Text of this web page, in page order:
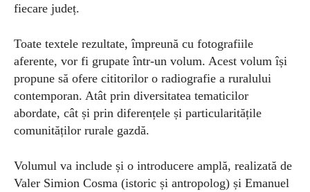
fiecare județ.
Toate textele rezultate, împreună cu fotografiile
aferente, vor fi grupate într-un volum. Acest volum își
propune să ofere cititorilor o radiografie a ruralului
contemporan. Atât prin diversitatea tematicilor
abordate, cât și prin diferențele și particularitățile
comunităților rurale gazdă.
Volumul va include și o introducere amplă, realizată de
Valer Simion Cosma (istoric și antropolog) și Emanuel